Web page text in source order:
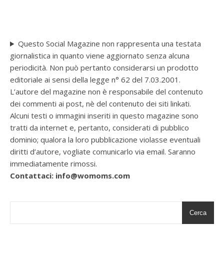
Questo Social Magazine non rappresenta una testata
giornalistica in quanto viene aggiornato senza alcuna
periodicità. Non può pertanto considerarsi un prodotto
editoriale ai sensi della legge n° 62 del 7.03.2001.
L’autore del magazine non è responsabile del contenuto
dei commenti ai post, nè del contenuto dei siti linkati.
Alcuni testi o immagini inseriti in questo magazine sono
tratti da internet e, pertanto, considerati di pubblico
dominio; qualora la loro pubblicazione violasse eventuali
diritti d’autore, vogliate comunicarlo via email. Saranno
immediatamente rimossi.
Contattaci: info@womoms.com
Cerca